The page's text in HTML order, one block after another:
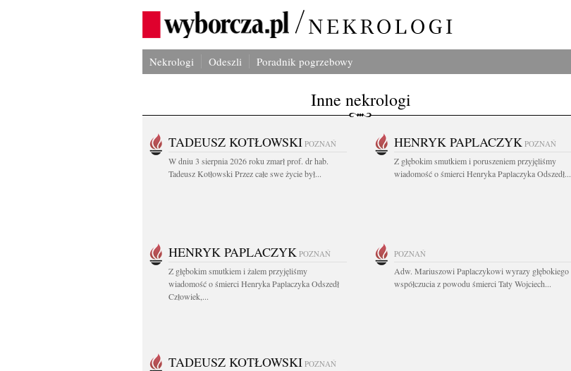
Nekrologi Odeszli Poradnik pogrzebowy
Inne nekrologi
TADEUSZ KOTŁOWSKI POZNAŃ
W dniu 3 sierpnia 2026 roku zmarł prof. dr hab.
Tadeusz Kotłowski Przez całe swe życie był...
HENRYK PAPLACZYK POZNAŃ
Z głębokim smutkiem i poruszeniem przyjęliśmy
wiadomość o śmierci Henryka Paplaczyka Odszedł...
HENRYK PAPLACZYK POZNAŃ
Z głębokim smutkiem i żalem przyjęliśmy
wiadomość o śmierci Henryka Paplaczyka Odszedł
Człowiek,...
POZNAŃ
Adw. Mariuszowi Paplaczykowi wyrazy głębokiego
współczucia z powodu śmierci Taty Wojciech...
TADEUSZ KOTŁOWSKI POZNAŃ